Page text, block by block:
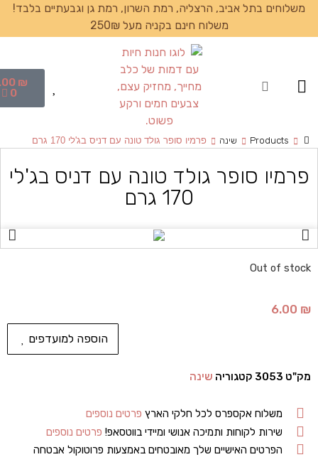
משלוחים בתל אביב, הרצליה, רמת השרון, רמת גן וגבעתיים בלבד!
משלוח חינם בקניה מעל 250₪
₪
0
Products שינה פרמיו סופר גולד טונה עם דניס בג'לי 170 גרם
פרמיו סופר גולד טונה עם דניס בג'לי
170 גרם
Out of stock
6.00 ₪
הוספה למועדפים
מק"ט 3053 קטגוריה שינה
משלוח אקספרס לכל חלקי הארץ פרטים נוספים
שירות לקוחות ותמיכה אנושי ומיידי בווטסאפ! פרטים נוספים
הפרטים האישיים שלך מאובטחים באמצעות פרוטוקול אבטחה